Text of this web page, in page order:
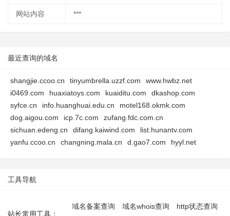
网站内容 ***
最近查询的域名
shangjie.ccoo.cn tinyumbrella.uzzf.com
www.hwbz.net
i0469.com
huaxiatoys.com kuaiditu.com
dkashop.com
syfce.cn
info.huanghuai.edu.cn
motel168.okmk.com
dog.aigou.com
icp.7c.com
zufang.fdc.com.cn
sichuan.edeng.cn
difang.kaiwind.com
list.hunantv.com
yanfu.ccoo.cn
changning.mala.cn d.gao7.com hyyl.net
工具导航
站长常用工具：
域名备案查询 域名whois查询 http状态查询